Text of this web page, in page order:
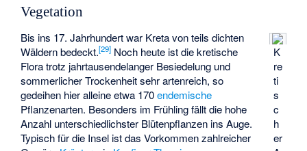
Vegetation
K
re
ti
s
c
h
er
Bis ins 17. Jahrhundert war Kreta von teils dichten
Wäldern bedeckt.[29] Noch heute ist die kretische
Flora trotz jahrtausendelanger Besiedelung und
sommerlicher Trockenheit sehr artenreich, so
gedeihen hier alleine etwa 170endemische
Pflanzenarten. Besonders im Frühling fällt die hohe
Anzahl unterschiedlichster Blütenpflanzen ins Auge.
Typisch für die Insel ist das Vorkommen zahlreicher